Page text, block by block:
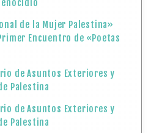
de la Mujer Palestina»
Encuentro de «Poetas
de Asuntos Exteriores y
Palestina
de Asuntos Exteriores y
Palestina